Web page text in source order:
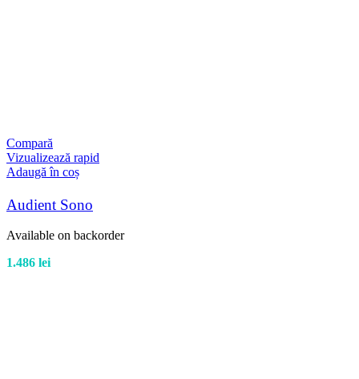
Compară
Vizualizează rapid
Adaugă în coș
Audient Sono
Available on backorder
1.486 lei